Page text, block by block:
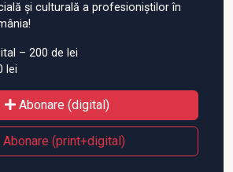
și culturală a profesioniștilor în
– 200 de lei
lei
Abonare (digital)
Abonare (print+digital)